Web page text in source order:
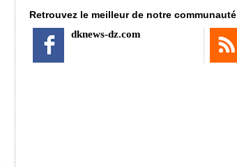
Retrouvez le meilleur de notre communauté
dknews-dz.com